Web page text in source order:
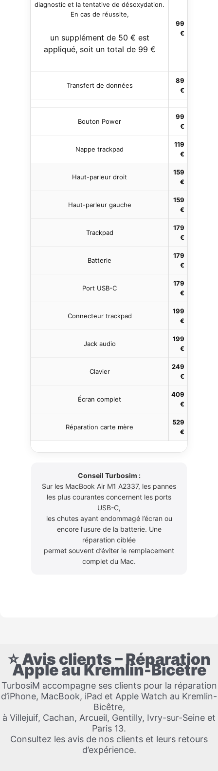
diagnostic et la tentative de désoxydation.
En cas de réussite,
un supplément de 50 € est
appliqué, soit un total de 99 €
99
€
Transfert de données
89
€
Bouton Power
99
€
Nappe trackpad
119
€
Haut-parleur droit
159
€
Haut-parleur gauche
159
€
Trackpad
179
€
Batterie
179
€
Port USB-C
179
€
Connecteur trackpad
199
€
Jack audio
199
€
Clavier
249
€
Écran complet
409
€
Réparation carte mère
529
€
Conseil Turbosim :
Sur les MacBook Air M1 A2337, les pannes
les plus courantes concernent les ports
USB-C,
les chutes ayant endommagé l’écran ou
encore l’usure de la batterie. Une
réparation ciblée
permet souvent d’éviter le remplacement
complet du Mac.
⭐ Avis clients – Réparation
Apple au Kremlin-Bicêtre
TurbosiM accompagne ses clients pour la réparation
d’iPhone, MacBook, iPad et Apple Watch au Kremlin-
Bicêtre,
à Villejuif, Cachan, Arcueil, Gentilly, Ivry-sur-Seine et
Paris 13.
Consultez les avis de nos clients et leurs retours
d’expérience.